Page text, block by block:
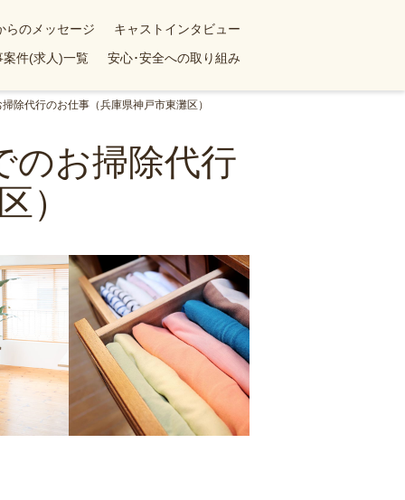
らのメッセージ
キャストインタビュー
案件(求人)一覧 安心･安全への取り組み
除代行のお仕事（兵庫県神戸市東灘区）
のお掃除代行
）